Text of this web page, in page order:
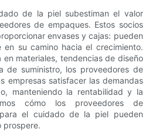
de la piel subestiman el valor
de empaques. Estos socios
envases y cajas: pueden
en su camino hacia el crecimiento.
en materiales, tendencias de diseño
de suministro, los proveedores de
empresas satisfacer las demandas
manteniendo la rentabilidad y la
cómo los proveedores de
el cuidado de la piel pueden
prospere.